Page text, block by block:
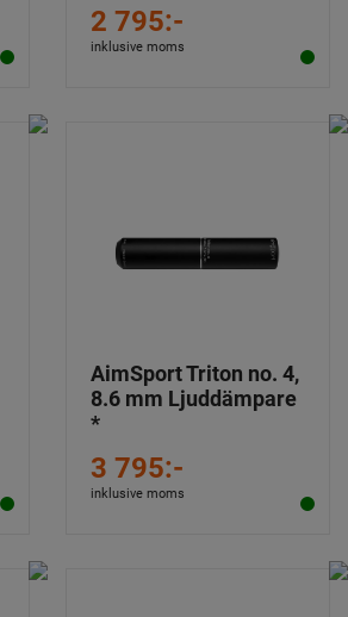
2 795:-
inklusive moms
AimSport Triton no. 4,
8.6 mm Ljuddämpare
*
3 795:-
inklusive moms